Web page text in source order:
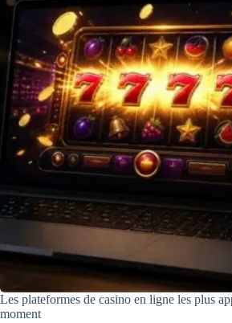
Les plateformes de casino en ligne les plus
moment